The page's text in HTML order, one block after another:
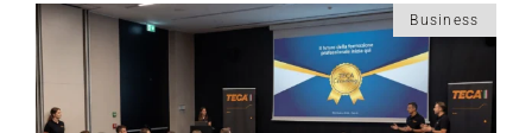
Business